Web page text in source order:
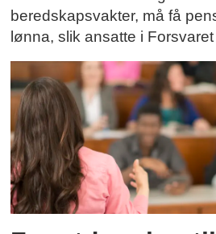
beredskapsvakter, må få
lønna, slik ansatte i Forsvaret